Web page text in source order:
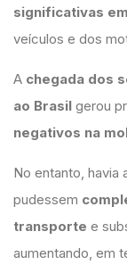
significativas
veículos e dos
A chegada dos
ao Brasil gerou
negativos na
No entanto,
pudessem
transporte e
aumentando, em